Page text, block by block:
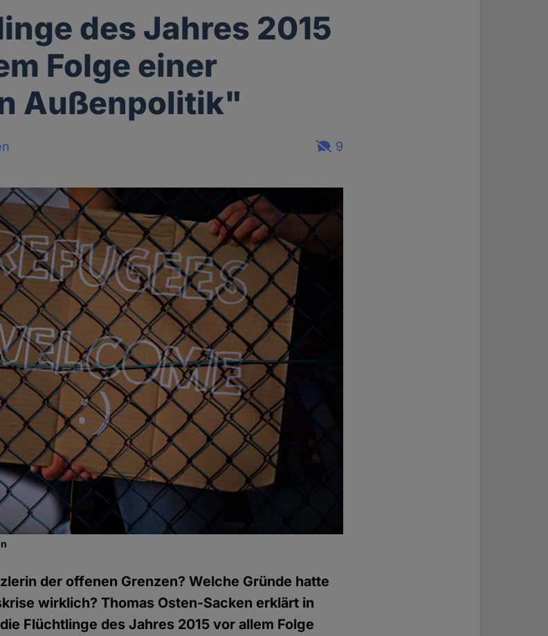
des Jahres 2015
Folge einer
Außenpolitik"
9
der offenen Grenzen? Welche Gründe hatte
wirklich? Thomas Osten-Sacken erklärt in
Flüchtlinge des Jahres 2015 vor allem Folge